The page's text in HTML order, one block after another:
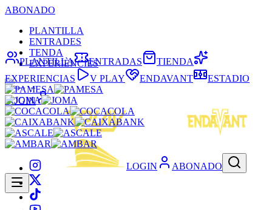
ABONADO
PLANTILLA
ENTRADES
TENDA
EXPERIÈNCIES
LOGIN
LOGIN ABONADO
PLANTILLA ENTRADAS
TIENDA
EXPERIENCIAS
V PLAY ENDAVANT ESTADIO